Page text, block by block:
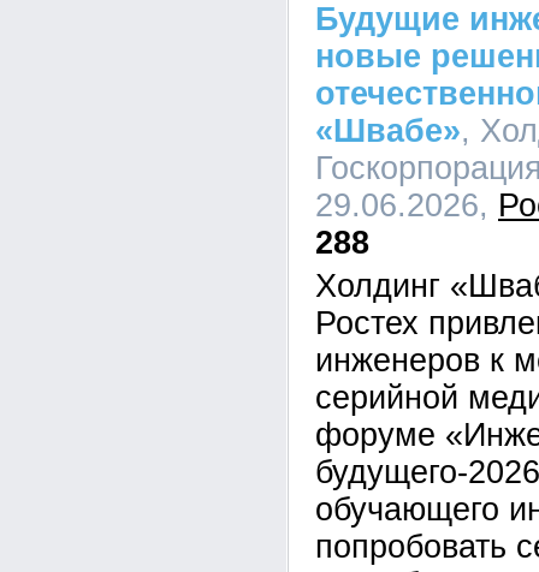
Будущие
новые
«Швабе»,
29.06.2026,
288
Холдинг
Ростех
инженеров к
серийной
форуме
будущего-
обучающего
попробовать